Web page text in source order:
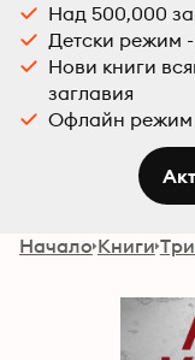
Над 500,000
Детски режим
Нови книги
заглавия
Офлайн режим
Начало Книги